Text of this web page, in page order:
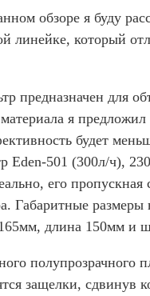
обзоре я буду
линейке, который
предназначен для
я предложил
будет
Eden-501 (300л/ч),
его
Габаритные
длина 150мм и
полупрозрачного
защелки, сдвинув